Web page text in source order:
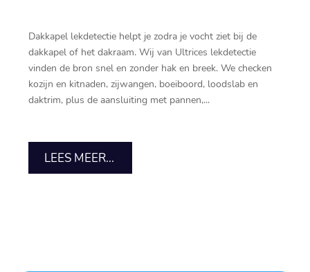
Dakkapel lekdetectie helpt je zodra je vocht ziet bij de
dakkapel of het dakraam.​ Wij van Ultrices lekdetectie
vinden de bron snel en zonder hak en breek.​ We checken
kozijn en kitnaden, zijwangen, boeiboord, loodslab en
daktrim, plus de aansluiting met pannen,...
LEES MEER...